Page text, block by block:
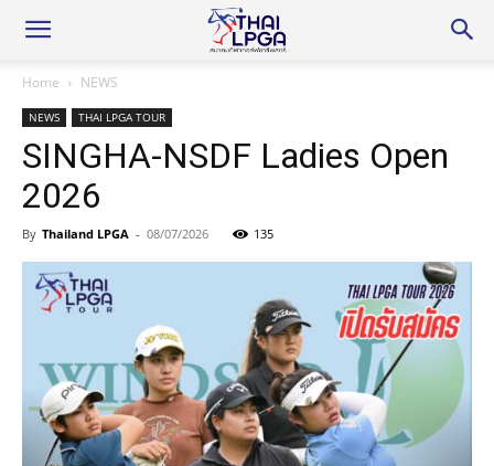
Home NEWS
NEWS THAI LPGA TOUR
SINGHA-NSDF Ladies Open
2026
By Thailand LPGA - 08/07/2026 135